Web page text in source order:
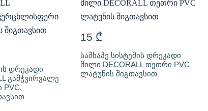
დრეკადი
გამჭვირვალე
15 ₾
საშხაპე სისტემის დრეკადი
მილი DECORALL თეთრი PVC
ლატუნის შიგთავსით